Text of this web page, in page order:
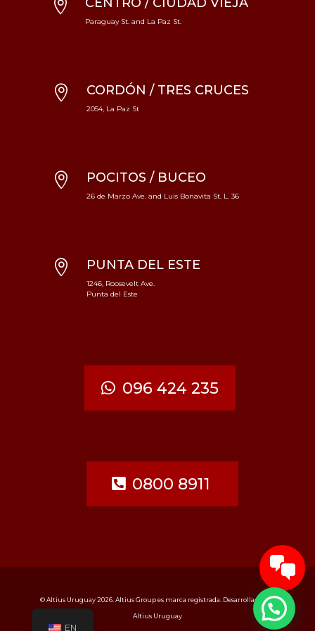

Paraguay St. and La Paz St.
 CORDÓN / TRES CRUCES
2054, La Paz St
 POCITOS / BUCEO
26 de Marzo Ave. and Luis Bonavita St. L. 36
 PUNTA DEL ESTE
1246, Roosevelt Ave.
Punta del Este
096 424 235
0800 8911
© Altius Uruguay 2026. Altius Group es marca registrada. Desarrollado por
Altius Uruguay
EN